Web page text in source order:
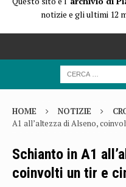
notizie e gli ultimi 12
HOME NOTIZIE
A1 all’altezza di Alseno,
Schianto in A1
coinvolti un tir e